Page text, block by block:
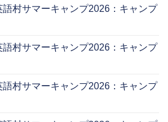
語村サマーキャンプ2026：キャンプ
語村サマーキャンプ2026：キャンプ
語村サマーキャンプ2026：キャンプ